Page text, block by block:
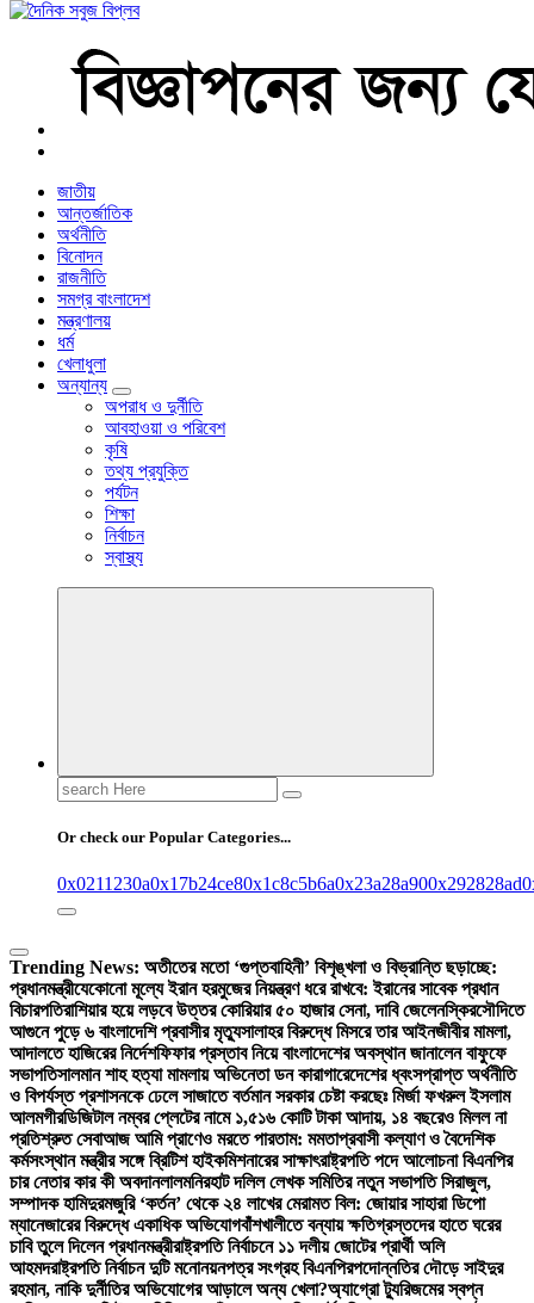
বাংলা নিউজ পেপার
জাতীয়
আন্তর্জাতিক
অর্থনীতি
বিনোদন
রাজনীতি
সমগ্র বাংলাদেশ
মন্ত্রণালয়
ধর্ম
খেলাধুলা
অন্যান্য
অপরাধ ও দুর্নীতি
আবহাওয়া ও পরিবেশ
কৃষি
তথ্য প্রযুক্তি
পর্যটন
শিক্ষা
নির্বাচন
স্বাস্থ্য
Search
for:
Or check our Popular Categories...
0x0211230a0x17b24ce80x1c8c5b6a0x23a28a900x292828ad
Trending News: অতীতের মতো ‘গুপ্তবাহিনী’ বিশৃঙ্খলা ও বিভ্রান্তি ছড়াচ্ছে:
প্রধানমন্ত্রীযেকোনো মূল্যে ইরান হরমুজের নিয়ন্ত্রণ ধরে রাখবে: ইরানের সাবেক প্রধান
বিচারপতিরাশিয়ার হয়ে লড়বে উত্তর কোরিয়ার ৫০ হাজার সেনা, দাবি জেলেনস্কিরসৌদিতে
আগুনে পুড়ে ৬ বাংলাদেশি প্রবাসীর মৃত্যুসালাহর বিরুদ্ধে মিসরে তার আইনজীবীর মামলা,
আদালতে হাজিরের নির্দেশফিফার প্রস্তাব নিয়ে বাংলাদেশের অবস্থান জানালেন বাফুফে
সভাপতিসালমান শাহ হত্যা মামলায় অভিনেতা ডন কারাগারেদেশের ধ্বংসপ্রাপ্ত অর্থনীতি
ও বিপর্যস্ত প্রশাসনকে ঢেলে সাজাতে বর্তমান সরকার চেষ্টা করছেঃ মির্জা ফখরুল ইসলাম
আলমগীরডিজিটাল নম্বর প্লেটের নামে ১,৫১৬ কোটি টাকা আদায়, ১৪ বছরেও মিলল না
প্রতিশ্রুত সেবাআজ আমি প্রাণেও মরতে পারতাম: মমতাপ্রবাসী কল্যাণ ও বৈদেশিক
কর্মসংস্থান মন্ত্রীর সঙ্গে ব্রিটিশ হাইকমিশনারের সাক্ষাৎরাষ্ট্রপতি পদে আলোচনা বিএনপির
চার নেতার কার কী অবদানলালমনিরহাট দলিল লেখক সমিতির নতুন সভাপতি সিরাজুল,
সম্পাদক হামিদুরমজুরি ‘কর্তন’ থেকে ২৪ লাখের মেরামত বিল: জোয়ার সাহারা ডিপো
ম্যানেজারের বিরুদ্ধে একাধিক অভিযোগবাঁশখালীতে বন্যায় ক্ষতিগ্রস্তদের হাতে ঘরের
চাবি তুলে দিলেন প্রধানমন্ত্রীরাষ্ট্রপতি নির্বাচনে ১১ দলীয় জোটের প্রার্থী অলি
আহমদরাষ্ট্রপতি নির্বাচন দুটি মনোনয়নপত্র সংগ্রহ বিএনপিরপদোন্নতির দৌড়ে সাইদুর
রহমান, নাকি দুর্নীতির অভিযোগের আড়ালে অন্য খেলা?অ্যাগ্রো ট্যুরিজমের স্বপ্ন